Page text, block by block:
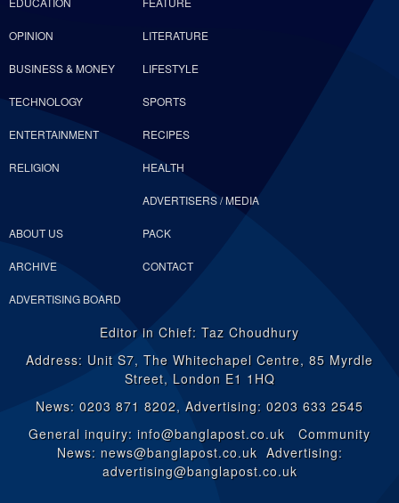
OPINION LITERATURE
BUSINESS & MONEY LIFESTYLE
TECHNOLOGY SPORTS
ENTERTAINMENT RECIPES
RELIGION HEALTH
ABOUT US
ADVERTISERS / MEDIA
PACK
ARCHIVE CONTACT
ADVERTISING BOARD
Editor in Chief: Taz Choudhury
Address: Unit S7, The Whitechapel Centre, 85 Myrdle
Street, London E1 1HQ
News: 0203 871 8202, Advertising: 0203 633 2545
General inquiry: info@banglapost.co.uk Community
News: news@banglapost.co.uk Advertising:
advertising@banglapost.co.uk